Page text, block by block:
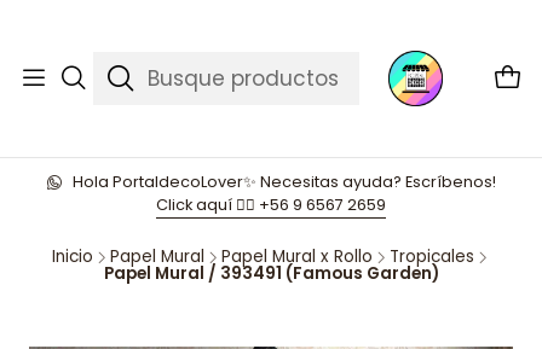
Hola PortaldecoLover✨ Necesitas ayuda? Escríbenos!
Click aquí 👉🏼 +56 9 6567 2659
Inicio Papel Mural Papel Mural x Rollo Tropicales
Papel Mural / 393491 (Famous Garden)